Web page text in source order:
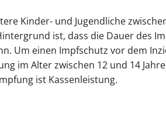
Kinder- und Jugendliche
ist, dass die Dauer des
Um einen Impfschutz vor dem
im Alter zwischen 12 und 14
ist Kassenleistung.